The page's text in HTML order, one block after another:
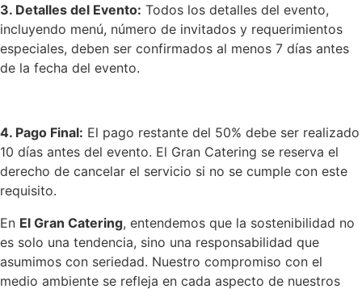
3. Detalles del Evento: Todos los detalles del evento,
incluyendo menú, número de invitados y requerimientos
especiales, deben ser confirmados al menos 7 días antes
de la fecha del evento.
4. Pago Final: El pago restante del 50% debe ser realizado
10 días antes del evento. El Gran Catering se reserva el
derecho de cancelar el servicio si no se cumple con este
requisito.
En El Gran Catering, entendemos que la sostenibilidad no
es solo una tendencia, sino una responsabilidad que
asumimos con seriedad. Nuestro compromiso con el
medio ambiente se refleja en cada aspecto de nuestros